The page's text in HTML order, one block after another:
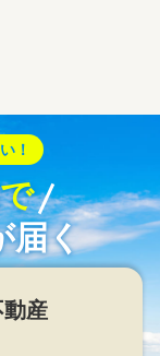
！
届く
産